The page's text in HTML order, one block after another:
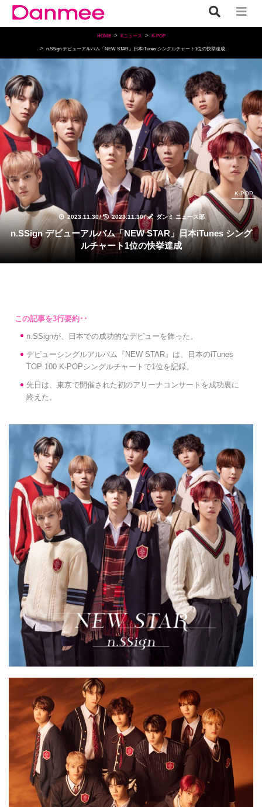
HOME Kニュース K-POP
n.SSign デビューアルバム「NEW STAR」日本iTunes シングルチャート1位の快挙達成
2023.11.30/ 2023.11.30/ ダンミ ニュース部
K-POP
n.SSign デビューアルバム「NEW STAR」日本iTunes シング
ルチャート1位の快挙達成
n.SSignが、日本での成功的なデビューを飾った。
デビューシングルアルバム『NEW STAR』は、日本のiTunes
TOP 100 K-POPシングルチャートで1位を記録。
先日は、東京で開催された初のアリーナコンサートを成功裏に
終えた。